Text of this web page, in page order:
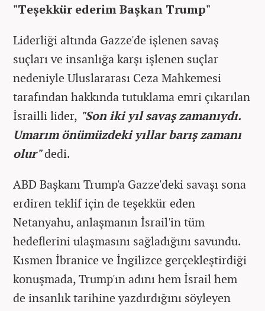
"Teşekkür ederim Başkan Trump"
Liderliği altında Gazze'de işlenen savaş
suçları ve insanlığa karşı işlenen suçlar
nedeniyle Uluslararası Ceza Mahkemesi
tarafından hakkında tutuklama emri çıkarılan
İsrailli lider, "Son iki yıl savaş zamanıydı.
Umarım önümüzdeki yıllar barış zamanı
olur"dedi.
ABD Başkanı Trump'a Gazze'deki savaşı sona
erdiren teklif için de teşekkür eden
Netanyahu, anlaşmanın İsrail'in tüm
hedeflerini ulaşmasını sağladığını savundu.
Kısmen İbranice ve İngilizce gerçekleştirdiği
konuşmada, Trump'ın adını hem İsrail hem
de insanlık tarihine yazdırdığını söyleyen